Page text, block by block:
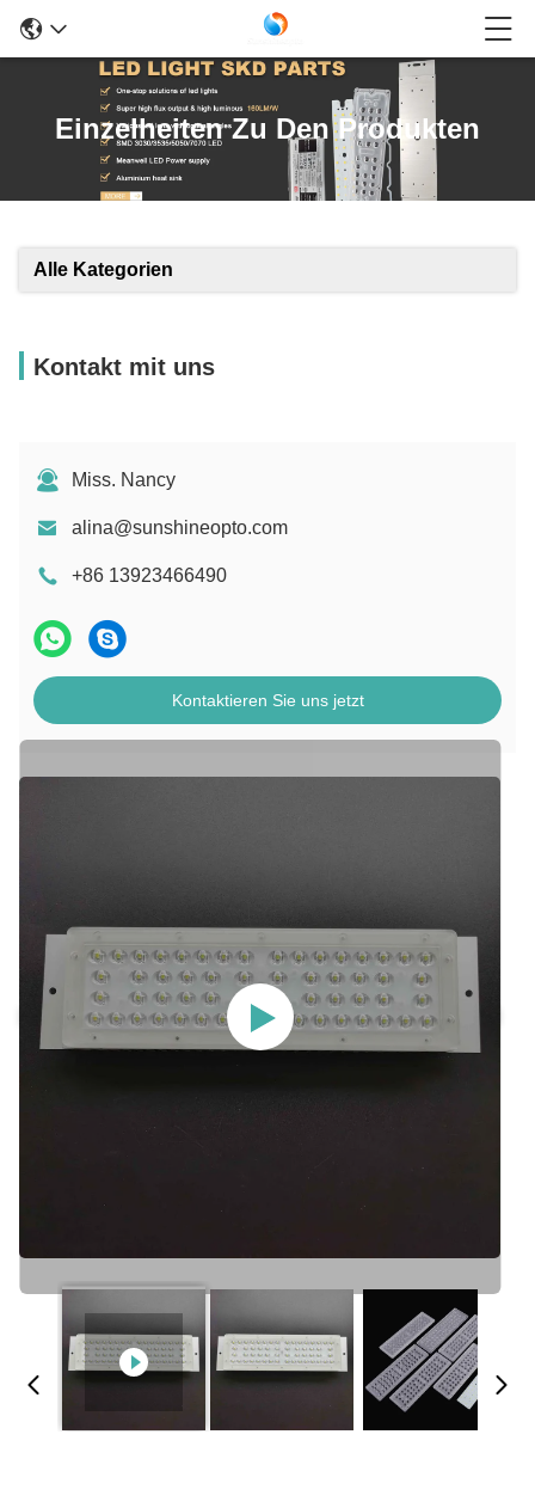
Einzelheiten Zu Den Produkten
Alle Kategorien
Kontakt mit uns
Miss. Nancy
alina@sunshineopto.com
+86 13923466490
Kontaktieren Sie uns jetzt